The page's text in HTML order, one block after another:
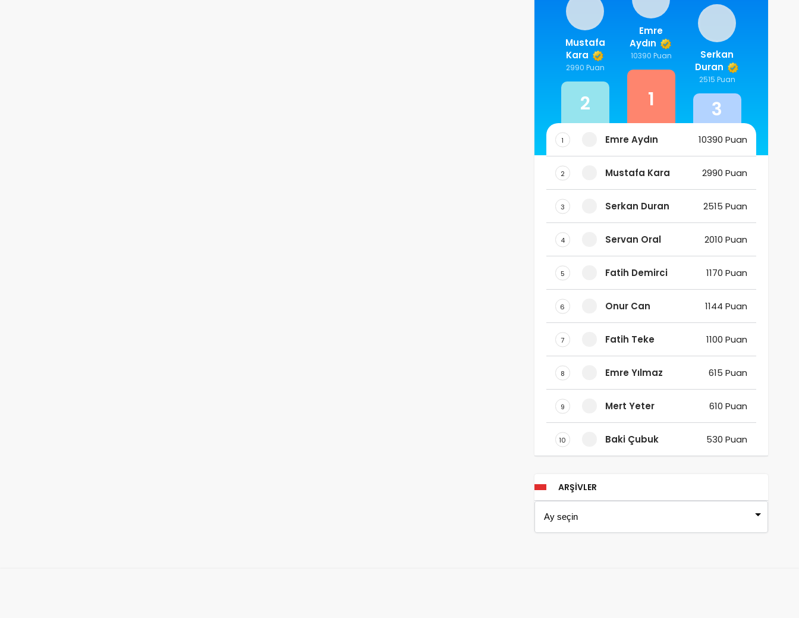
Emre
Aydın
10390 Puan
1
Mustafa
Kara
2990 Puan
2
Serkan
Duran
2515 Puan
3
1 Emre Aydın 10390 Puan
2 Mustafa Kara 2990 Puan
3 Serkan Duran 2515 Puan
4 Servan Oral 2010 Puan
5 Fatih Demirci 1170 Puan
6 Onur Can 1144 Puan
7 Fatih Teke 1100 Puan
8 Emre Yılmaz 615 Puan
9 Mert Yeter 610 Puan
10 Baki Çubuk 530 Puan
ARŞIVLER